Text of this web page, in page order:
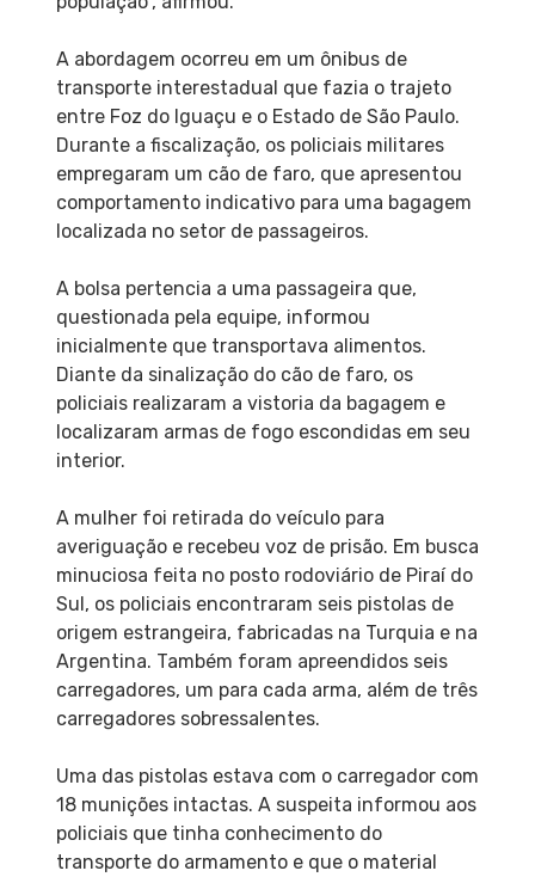
A abordagem ocorreu em um ônibus de
transporte interestadual que fazia o trajeto
entre Foz do Iguaçu e o Estado de São Paulo.
Durante a fiscalização, os policiais militares
empregaram um cão de faro, que apresentou
comportamento indicativo para uma bagagem
localizada no setor de passageiros.
A bolsa pertencia a uma passageira que,
questionada pela equipe, informou
inicialmente que transportava alimentos.
Diante da sinalização do cão de faro, os
policiais realizaram a vistoria da bagagem e
localizaram armas de fogo escondidas em seu
interior.
A mulher foi retirada do veículo para
averiguação e recebeu voz de prisão. Em busca
minuciosa feita no posto rodoviário de Piraí do
Sul, os policiais encontraram seis pistolas de
origem estrangeira, fabricadas na Turquia e na
Argentina. Também foram apreendidos seis
carregadores, um para cada arma, além de três
carregadores sobressalentes.
Uma das pistolas estava com o carregador com
18 munições intactas. A suspeita informou aos
policiais que tinha conhecimento do
transporte do armamento e que o material